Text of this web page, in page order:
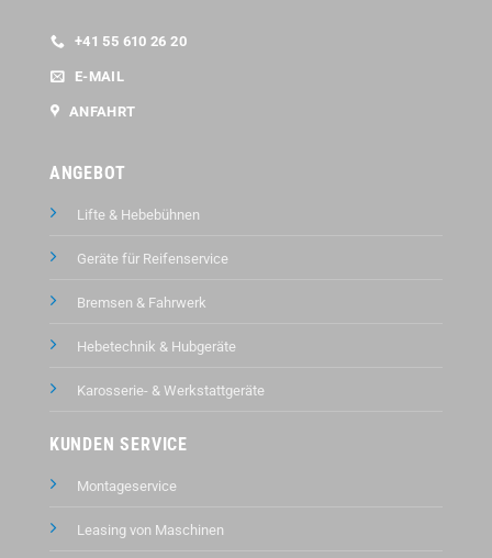
+41 55 610 26 20
E-MAIL
ANFAHRT
ANGEBOT
Lifte & Hebebühnen
Geräte für Reifenservice
Bremsen & Fahrwerk
Hebetechnik & Hubgeräte
Karosserie- & Werkstattgeräte
KUNDEN SERVICE
Montageservice
Leasing von Maschinen